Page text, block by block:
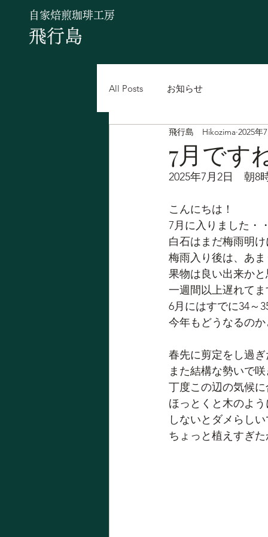
自家焙煎珈琲工房
飛行島
All Posts お知らせ
7月です
飛行島 Hikozima 2025年
2025年7月2日　朝8
こんにちは！
7月に入りました・
白石はまだ梅雨明
梅雨入り後は、あ
果物は良い出来か
一週間以上遅れて
6月にはすでに34～
今年もどうなるの
春先に剪定をし過
また結構な勢いで
丁度この辺の気候
ほっとくと木のよ
しないとダメらし
ちょっと植えすぎ